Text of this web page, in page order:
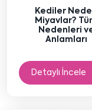
Kediler
Miyavlar?
Nedenleri
Anlamları
Detaylı İncele